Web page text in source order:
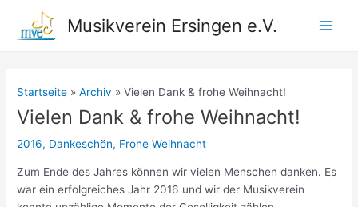
springen
Musikverein Ersingen e.V.
Startseite Archiv Vielen Dank & frohe Weihnacht!
Vielen Dank & frohe Weihnacht!
2016, Dankeschön, Frohe Weihnacht
Zum Ende des Jahres können wir vielen Menschen danken. Es
war ein erfolgreiches Jahr 2016 und wir der Musikverein